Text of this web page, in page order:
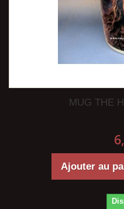
MUG THE
Ajouter au